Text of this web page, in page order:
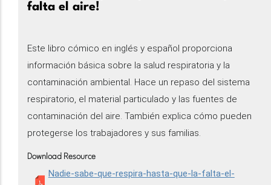
falta el aire!
Este libro cómico en inglés y español proporciona
información básica sobre la salud respiratoria y la
contaminación ambiental. Hace un repaso del sistema
respiratorio, el material particulado y las fuentes de
contaminación del aire. También explica cómo pueden
protegerse los trabajadores y sus familias.
Download Resource
Nadie-sabe-que-respira-hasta-que-la-falta-el-